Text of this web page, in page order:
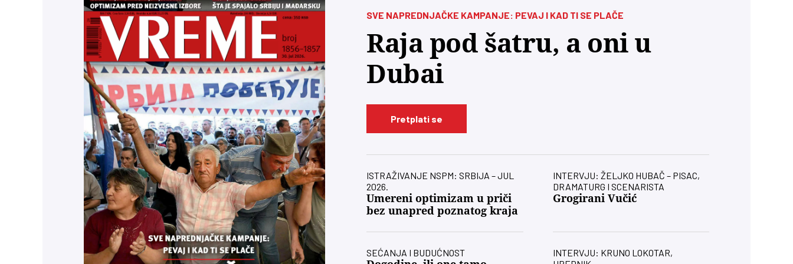
SVE NAPREDNJAČKE KAMPANJE: PEVAJ I KAD TI SE PLAČE
Raja pod šatru, a oni u
Dubai
Pretplati se
ISTRAŽIVANJE NSPM: SRBIJA – JUL
2026.
Umereni optimizam u priči
bez unapred poznatog kraja
INTERVJU: ŽELJKO HUBAČ – PISAC,
DRAMATURG I SCENARISTA
Grogirani Vučić
SEĆANJA I BUDUĆNOST
INTERVJU: KRUNO LOKOTAR,